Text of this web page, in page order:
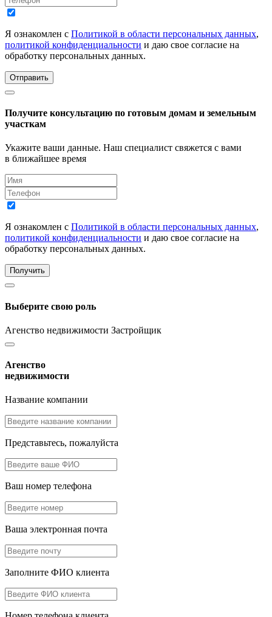
Я ознакомлен с Политикой в области персональных данных,
политикой конфиденциальности и даю свое согласие на
обработку персональных данных.
Отправить
Получите консультацию по готовым домам и земельным
участкам
Укажите ваши данные. Наш специалист свяжется с вами
в ближайшее время
Я ознакомлен с Политикой в области персональных данных,
политикой конфиденциальности и даю свое согласие на
обработку персональных данных.
Получить
Выберите свою роль
Агенство недвижимости Застройщик
Агенство
недвижимости
Название компании
Представьтесь, пожалуйста
Ваш номер телефона
Ваша электронная почта
Заполните ФИО клиента